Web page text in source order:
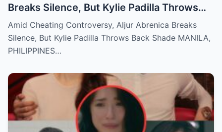
Breaks Silence, But Kylie Padilla Throws
Back Shade!
Amid Cheating Controversy, Aljur Abrenica Breaks
Silence, But Kylie Padilla Throws Back Shade MANILA,
PHILIPPINES…